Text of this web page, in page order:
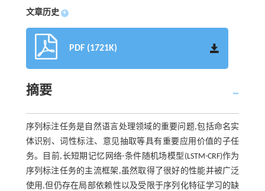
文章历史 +
PDF (1721K)
摘要
序列标注任务是自然语言处理领域的重要问题,包括命名实
体识别、词性标注、意见抽取等具有重要应用价值的子任
务。目前,长短期记忆网络-条件随机场模型(LSTM-CRF)作为
序列标注任务的主流框架,虽然取得了很好的性能并被广泛
使用,但仍存在局部依赖性以及受限于序列化特征学习的缺